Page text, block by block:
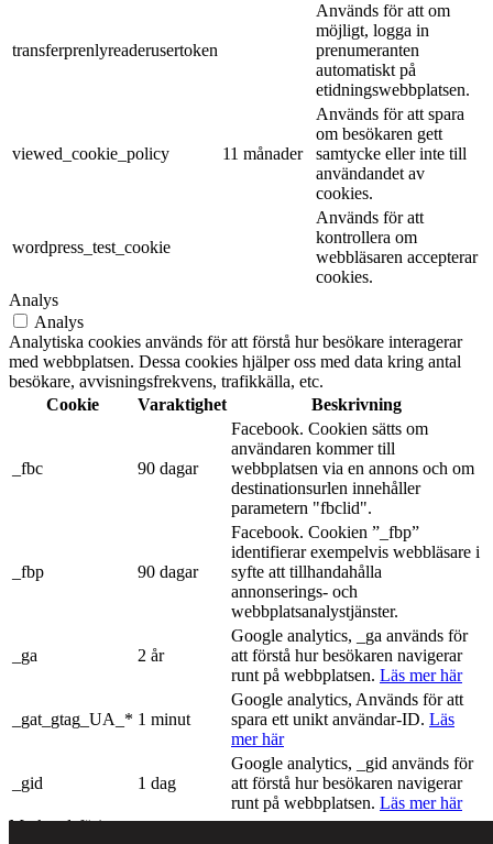
transferprenlyreaderusertoken
Används för att om
möjligt, logga in
prenumeranten
automatiskt på
etidningswebbplatsen.
viewed_cookie_policy 11 månader
Används för att spara
om besökaren gett
samtycke eller inte till
användandet av
cookies.
wordpress_test_cookie
Används för att
kontrollera om
webbläsaren accepterar
cookies.
Analys
Analys
Analytiska cookies används för att förstå hur besökare interagerar
med webbplatsen. Dessa cookies hjälper oss med data kring antal
besökare, avvisningsfrekvens, trafikkälla, etc.
Cookie
Varaktighet Beskrivning
_fbc 90 dagar
Facebook. Cookien sätts om
användaren kommer till
webbplatsen via en annons och om
destinationsurlen innehåller
parametern "fbclid".
_fbp 90 dagar
Facebook. Cookien ”_fbp”
identifierar exempelvis webbläsare i
syfte att tillhandahålla
annonserings- och
webbplatsanalystjänster.
_ga 2 år
Google analytics, _ga används för
att förstå hur besökaren navigerar
runt på webbplatsen. Läs mer här
_gat_gtag_UA_* 1 minut
Google analytics, Används för att
spara ett unikt användar-ID. Läs
mer här
_gid 1 dag
Google analytics, _gid används för
att förstå hur besökaren navigerar
runt på webbplatsen. Läs mer här
Marknadsföring